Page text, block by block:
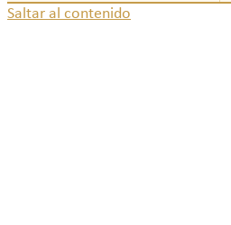
Saltar al contenido